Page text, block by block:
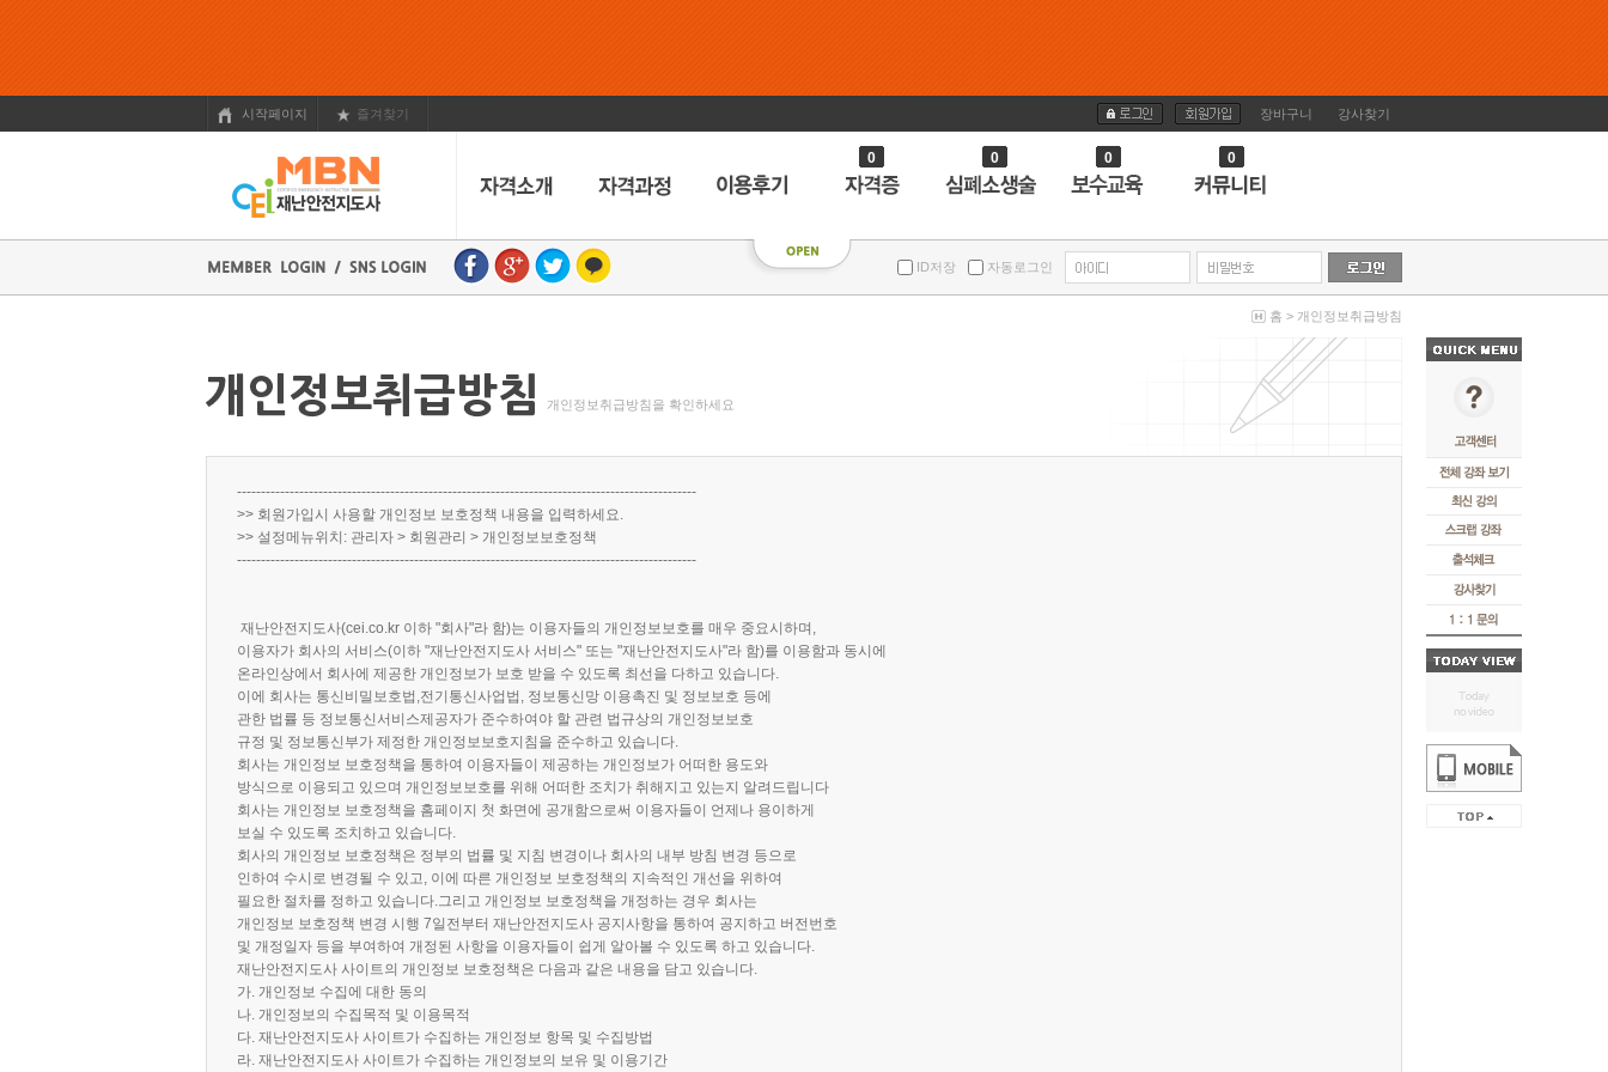
시작페이지 즐겨찾기 장바구니 강사찾기
0 0 0 0
ID저장 자동로그인
홈 > 개인정보취급방침
개인정보취급방침을 확인하세요
------------------------------------------------------------------------------------------------
>> 회원가입시 사용할 개인정보 보호정책 내용을 입력하세요.
>> 설정메뉴위치: 관리자 > 회원관리 > 개인정보보호정책
------------------------------------------------------------------------------------------------
재난안전지도사(cei.co.kr 이하 "회사"라 함)는 이용자들의 개인정보보호를 매우 중요시하며,
이용자가 회사의 서비스(이하 "재난안전지도사 서비스" 또는 "재난안전지도사"라 함)를 이용함과 동시에
온라인상에서 회사에 제공한 개인정보가 보호 받을 수 있도록 최선을 다하고 있습니다.
이에 회사는 통신비밀보호법,전기통신사업법, 정보통신망 이용촉진 및 정보보호 등에
관한 법률 등 정보통신서비스제공자가 준수하여야 할 관련 법규상의 개인정보보호
규정 및 정보통신부가 제정한 개인정보보호지침을 준수하고 있습니다.
회사는 개인정보 보호정책을 통하여 이용자들이 제공하는 개인정보가 어떠한 용도와
방식으로 이용되고 있으며 개인정보보호를 위해 어떠한 조치가 취해지고 있는지 알려드립니다
회사는 개인정보 보호정책을 홈페이지 첫 화면에 공개함으로써 이용자들이 언제나 용이하게
보실 수 있도록 조치하고 있습니다.
회사의 개인정보 보호정책은 정부의 법률 및 지침 변경이나 회사의 내부 방침 변경 등으로
인하여 수시로 변경될 수 있고, 이에 따른 개인정보 보호정책의 지속적인 개선을 위하여
필요한 절차를 정하고 있습니다.그리고 개인정보 보호정책을 개정하는 경우 회사는
개인정보 보호정책 변경 시행 7일전부터 재난안전지도사 공지사항을 통하여 공지하고 버전번호
및 개정일자 등을 부여하여 개정된 사항을 이용자들이 쉽게 알아볼 수 있도록 하고 있습니다.
재난안전지도사 사이트의 개인정보 보호정책은 다음과 같은 내용을 담고 있습니다.
가. 개인정보 수집에 대한 동의
나. 개인정보의 수집목적 및 이용목적
다. 재난안전지도사 사이트가 수집하는 개인정보 항목 및 수집방법
라. 재난안전지도사 사이트가 수집하는 개인정보의 보유 및 이용기간